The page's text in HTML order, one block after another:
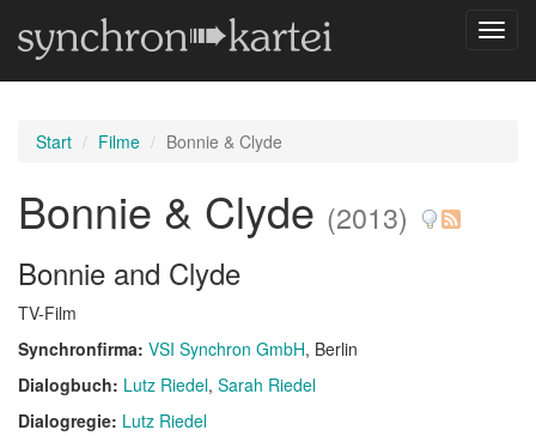
Start Filme Bonnie & Clyde
Bonnie & Clyde (2013)
Bonnie and Clyde
TV-Film
Synchronfirma: VSI Synchron GmbH, Berlin
Dialogbuch: Lutz Riedel Sarah Riedel
Dialogregie: Lutz Riedel